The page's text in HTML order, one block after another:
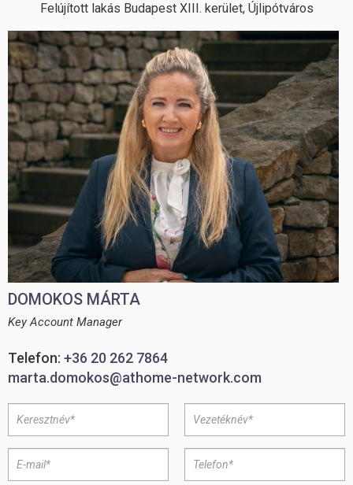
Felújított lakás Budapest XIII. kerület, Újlipótváros
DOMOKOS MÁRTA
Key Account Manager
Telefon: +36 20 262 7864
marta.domokos@athome-network.com